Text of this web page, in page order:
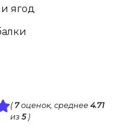
ягод
( 7оценок, среднее 4.71
из 5)